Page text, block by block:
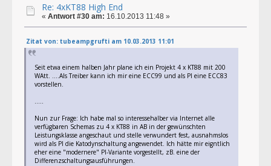
Re: 4xKT88 High End
« Antwort #30 am: 16.10.2013 11:48 »
Zitat von: tubeampgrufti am 10.03.2013 11:01
Seit etwa einem halben Jahr plane ich ein Projekt 4 x KT88 mit 200
WAtt. ....Als Treiber kann ich mir eine ECC99 und als PI eine ECC83
vorstellen.
.....
Nun zur Frage: Ich habe mal so interessehalber via Internet alle
verfügbaren Schemas zu 4 x KT88 in AB in der gewünschten
Leistungsklasse angeschaut und stelle verwundert fest, ausnahmslos
wird als PI die Katodynschaltung angewendet. Ich hätte mir eigntlich
eher eine "modernere" PI-Variante vorgestellt, zB. eine der
Differenzschaltungsausführungen.